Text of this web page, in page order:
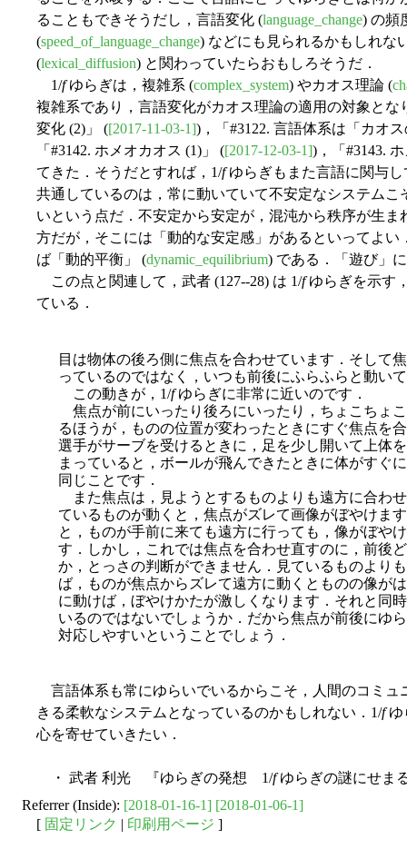
ることもできそうだし，言語変化 (language_change) の頻
(speed_of_language_change) などにも見られるかもしれな
(lexical_diffusion) と関わっていたらおもしろそうだ．
1/fゆらぎは，複雑系 (complex_system) やカオス理論 (
複雑系であり，言語変化がカオス理論の適用の対象とな
変化 (2)」 ([2017-11-03-1])，「#3122. 言語体系は「カオ
「#3142. ホメオカオス (1)」 ([2017-12-03-1])，「#3143.
てきた．そうだとすれば，1/fゆらぎもまた言語に関与
共通しているのは，常に動いていて不安定なシステム
いという点だ．不安定から安定が，混沌から秩序が生
方だが，そこには「動的な安定感」があるといってよ
ば「動的平衡」 (dynamic_equilibrium) である．「遊び」
この点と関連して，武者 (127--28) は 1/fゆらぎを示す
ている．
目は物体の後ろ側に焦点を合わせています．そして
っているのではなく，いつも前後にふらふらと動い
この動きが，1/fゆらぎに非常に近いのです．
焦点が前にいったり後ろにいったり，ちょこちょ
るほうが，ものの位置が変わったときにすぐ焦点を
選手がサーブを受けるときに，足を少し開いて上体
まっていると，ボールが飛んできたときに体がすぐ
同じことです．
また焦点は，見ようとするものよりも遠方に合わ
ているものが動くと，焦点がズレて画像がぼやけま
と，ものが手前に来ても遠方に行っても，像がぼや
す．しかし，これでは焦点を合わせ直すのに，前後
か，とっさの判断ができません．見ているものより
ば，ものが焦点からズレて遠方に動くとものの像が
に動けば，ぼやけかたが激しくなります．それと同
いるのではないでしょうか．だから焦点が前後にゆ
対応しやすいということでしょう．
言語体系も常にゆらいでいるからこそ，人間のコミュ
きる柔軟なシステムとなっているのかもしれない．1/fゆ
心を寄せていきたい．
・ 武者 利光 『ゆらぎの発想 1/fゆらぎの謎にせま
Referrer (Inside): [2018-01-16-1] [2018-01-06-1]
[ 固定リンク | 印刷用ページ ]